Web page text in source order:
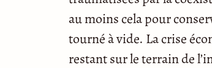
au moins cela pour
tourné à vide. La crise
restant sur le terrain de